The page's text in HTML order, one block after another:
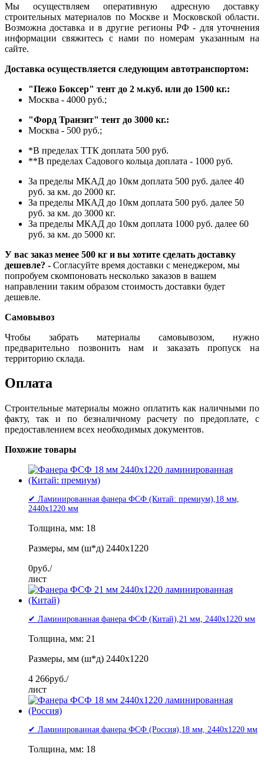
Мы осуществляем оперативную адресную доставку
строительных материалов по Москве и Московской области.
Возможна доставка и в другие регионы РФ - для уточнения
информации свяжитесь с нами по номерам указанным на
сайте.
Доставка осуществляется следующим автотранспортом:
"Пежо Боксер" тент до 2 м.куб. или до 1500 кг.:
Москва - 4000 руб.;
"Форд Транзит" тент до 3000 кг.:
Москва - 500 руб.;
*В пределах ТТК доплата 500 руб.
**В пределах Садового кольца доплата - 1000 руб.
За пределы МКАД до 10км доплата 500 руб. далее 40
руб. за км. до 2000 кг.
За пределы МКАД до 10км доплата 500 руб. далее 50
руб. за км. до 3000 кг.
За пределы МКАД до 10км доплата 1000 руб. далее 60
руб. за км. до 5000 кг.
У вас заказ менее 500 кг и вы хотите сделать доставку
дешевле? - Согласуйте время доставки с менеджером, мы
попробуем скомпоновать несколько заказов в вашем
направлении таким образом стоимость доставки будет
дешевле.
Самовывоз
Чтобы забрать материалы самовывозом, нужно
предварительно позвонить нам и заказать пропуск на
территорию склада.
Оплата
Строительные материалы можно оплатить как наличными по
факту, так и по безналичному расчету по предоплате, с
предоставлением всех необходимых документов.
Похожие товары
✔ Ламинированная фанера ФСФ (Китай: премиум),18 мм,
2440x1220 мм
Толщина, мм: 18
Размеры, мм (ш*д) 2440x1220
0руб./
лист
✔ Ламинированная фанера ФСФ (Китай),21 мм, 2440x1220 мм
Толщина, мм: 21
Размеры, мм (ш*д) 2440x1220
4 266руб./
лист
✔ Ламинированная фанера ФСФ (Россия),18 мм, 2440x1220 мм
Толщина, мм: 18